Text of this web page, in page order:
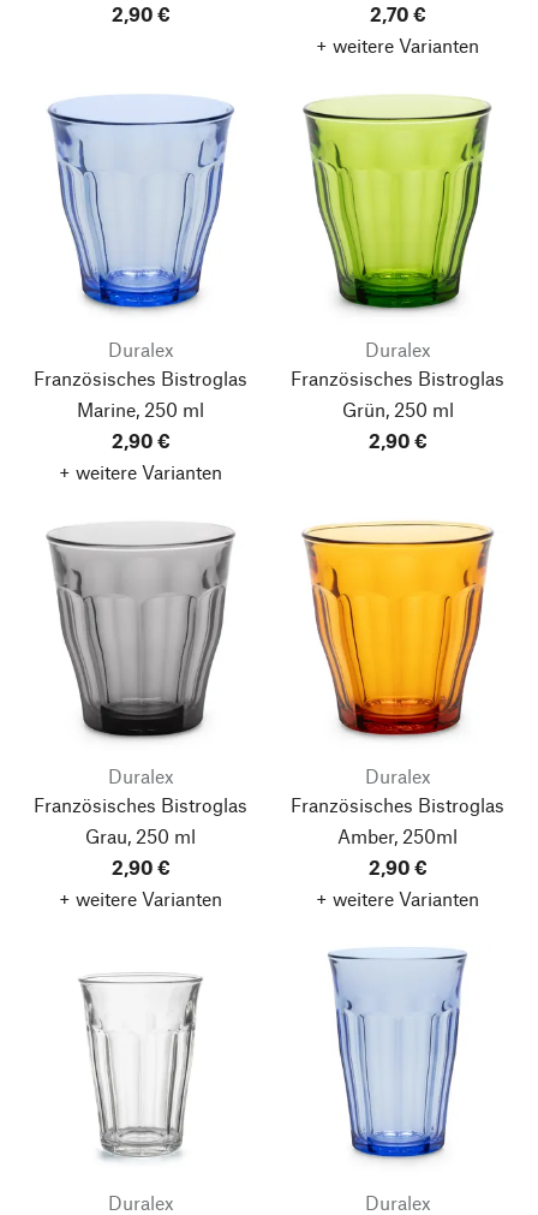
2,90 €
2,70 €
+ weitere Varianten
Duralex
Französisches Bistroglas
Marine, 250 ml
2,90 €
+ weitere Varianten
Duralex
Französisches Bistroglas
Grün, 250 ml
2,90 €
Duralex
Französisches Bistroglas
Grau, 250 ml
2,90 €
+ weitere Varianten
Duralex
Französisches Bistroglas
Amber, 250ml
2,90 €
+ weitere Varianten
Duralex
Duralex